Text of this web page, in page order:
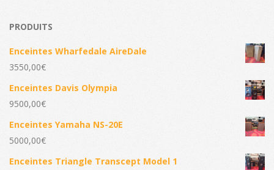
PRODUITS
Enceintes Wharfedale AireDale
3550,00€
Enceintes Davis Olympia
9500,00€
Enceintes Yamaha NS-20E
5000,00€
Enceintes Triangle Transcept Model 1